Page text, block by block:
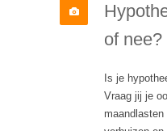
of nee?
Is je
Vraag jij je